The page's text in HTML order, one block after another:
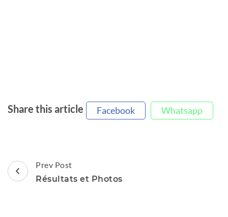
Share this article Facebook Whatsapp
Post
Navigation
Prev Post
Résultats et Photos